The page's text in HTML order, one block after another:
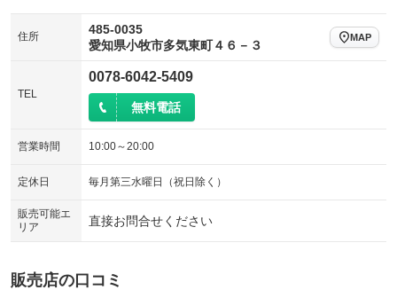
住所
485-0035
愛知県小牧市多気東町４６－３
MAP
TEL
0078-6042-5409
無料電話
営業時間 10:00～20:00
定休日 毎月第三水曜日（祝日除く）
販売可能エ
リア
直接お問合せください
販売店の口コミ